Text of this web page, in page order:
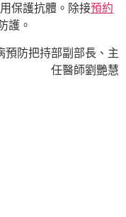
保護抗體。除接預約
護。
防把持部副部長、主
任醫師劉艷慧